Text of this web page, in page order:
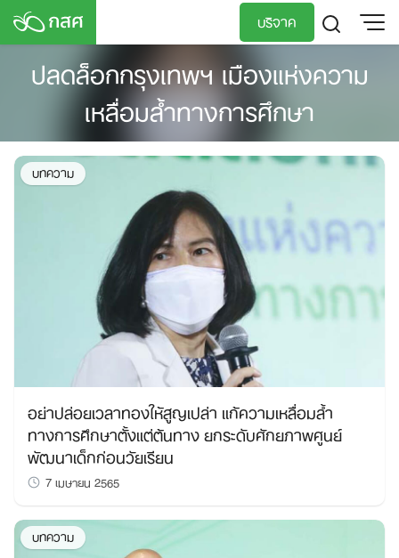
Skip
บริจาค
TH
EN
ปลดล็อกกรุงเทพฯ เมืองแห่งความ
เหลื่อมล้ำทางการศึกษา
บทความ
อย่าปล่อยเวลาทองให้สูญเปล่า แก้ความเหลื่อมล้ำ
ทางการศึกษาตั้งแต่ต้นทาง ยกระดับศักยภาพศูนย์
พัฒนาเด็กก่อนวัยเรียน
7 เมษายน 2565
บทความ